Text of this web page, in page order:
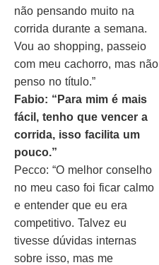
não pensando muito na
corrida durante a semana.
Vou ao shopping, passeio
com meu cachorro, mas não
penso no título.”
Fabio: “Para mim é mais
fácil, tenho que vencer a
corrida, isso facilita um
pouco.”
Pecco: “O melhor conselho
no meu caso foi ficar calmo
e entender que eu era
competitivo. Talvez eu
tivesse dúvidas internas
sobre isso, mas me